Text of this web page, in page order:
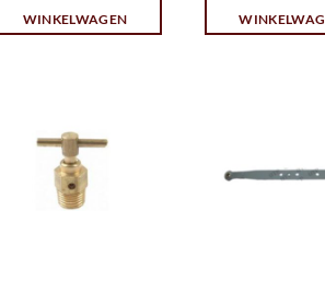
WINKELWAGEN